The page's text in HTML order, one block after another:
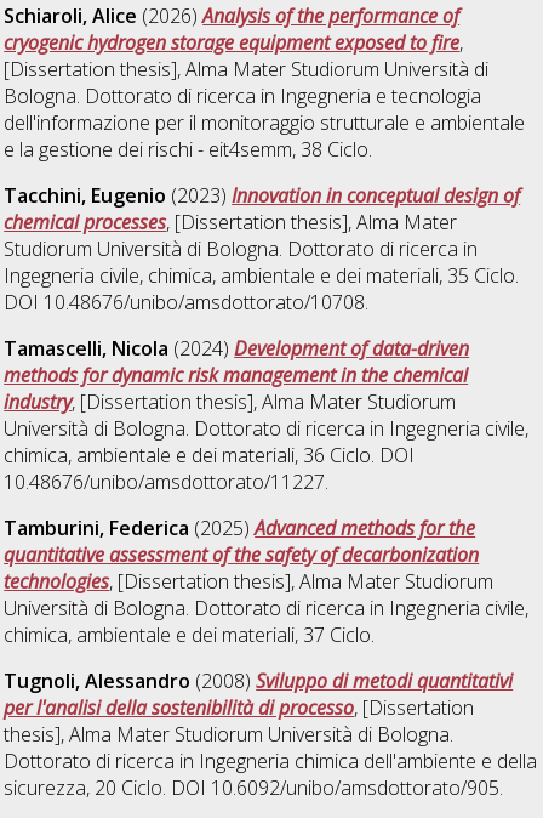
Schiaroli, Alice (2026)Analysis of the performance of
cryogenic hydrogen storage equipment exposed to fire,
[Dissertation thesis], Alma Mater Studiorum Università di
Bologna. Dottorato di ricerca in Ingegneria e tecnologia
dell'informazione per il monitoraggio strutturale e ambientale
e la gestione dei rischi - eit4semm, 38 Ciclo.
Tacchini, Eugenio (2023)Innovation in conceptual design of
chemical processes, [Dissertation thesis], Alma Mater
Studiorum Università di Bologna. Dottorato di ricerca in
Ingegneria civile, chimica, ambientale e dei materiali, 35 Ciclo.
DOI 10.48676/unibo/amsdottorato/10708.
Tamascelli, Nicola (2024)Development of data-driven
methods for dynamic risk management in the chemical
industry, [Dissertation thesis], Alma Mater Studiorum
Università di Bologna. Dottorato di ricerca in Ingegneria civile,
chimica, ambientale e dei materiali, 36 Ciclo. DOI
10.48676/unibo/amsdottorato/11227.
Tamburini, Federica (2025)Advanced methods for the
quantitative assessment of the safety of decarbonization
technologies, [Dissertation thesis], Alma Mater Studiorum
Università di Bologna. Dottorato di ricerca in Ingegneria civile,
chimica, ambientale e dei materiali, 37 Ciclo.
Tugnoli, Alessandro (2008)Sviluppo di metodi quantitativi
per l'analisi della sostenibilità di processo, [Dissertation
thesis], Alma Mater Studiorum Università di Bologna.
Dottorato di ricerca in Ingegneria chimica dell'ambiente e della
sicurezza, 20 Ciclo. DOI 10.6092/unibo/amsdottorato/905.